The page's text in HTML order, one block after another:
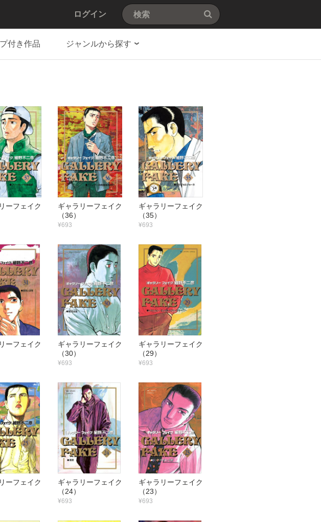
ログイン
付き作品 ジャンルから探す
ーフェイク
ギャラリーフェイク
（36）
¥693
ギャラリーフェイク
（35）
¥693
ーフェイク
ギャラリーフェイク
（30）
¥693
ギャラリーフェイク
（29）
¥693
ーフェイク
ギャラリーフェイク
（24）
¥693
ギャラリーフェイク
（23）
¥693